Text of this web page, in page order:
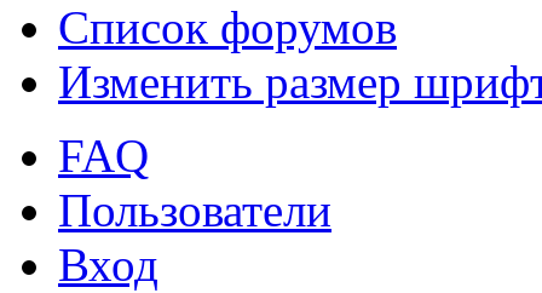
Список форумов
Изменить размер
FAQ
Пользователи
Вход